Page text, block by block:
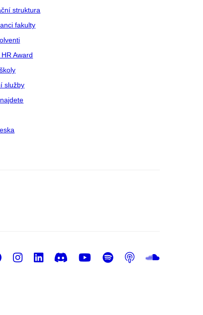
struktura
fakulty
Award
služby
Facebook
Instagram
LinkedIn
DiscordYoutube
Spotify
Podcast